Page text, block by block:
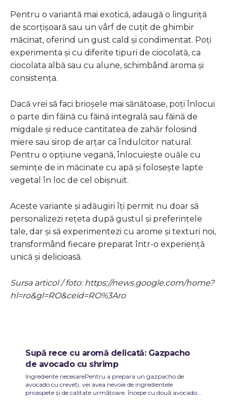
Pentru o variantă mai exotică, adaugă o linguriță
de scorțișoară sau un vârf de cuțit de ghimbir
măcinat, oferind un gust cald și condimentat. Poți
experimenta și cu diferite tipuri de ciocolată, ca
ciocolata albă sau cu alune, schimbând aroma și
consistența.
Dacă vrei să faci brioșele mai sănătoase, poți înlocui
o parte din făină cu făină integrală sau făină de
migdale și reduce cantitatea de zahăr folosind
miere sau sirop de arțar ca îndulcitor natural.
Pentru o opțiune vegană, înlocuiește ouăle cu
semințe de in măcinate cu apă și folosește lapte
vegetal în loc de cel obișnuit.
Aceste variante și adăugiri îți permit nu doar să
personalizezi rețeta după gustul și preferințele
tale, dar și să experimentezi cu arome și texturi noi,
transformând fiecare preparat într-o experiență
unică și delicioasă.
Sursa articol / foto: https://news.google.com/home?
hl=ro&gl=RO&ceid=RO%3Aro
Supă rece cu aromă delicată: Gazpacho
de avocado cu shrimp
Ingrediente necesarePentru a prepara un gazpacho de
avocado cu creveți, vei avea nevoie de ingredientele
proaspete și de calitate următoare. Începe cu două avocado...